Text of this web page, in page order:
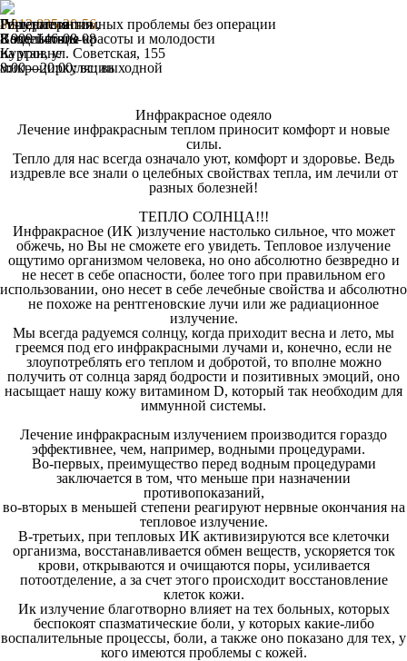
Гирудотерапия
Воздействие
на уровне
микроциркуляции
IV-терапия
Капельницы красоты и молодости
Решение интимных проблемы без операции
8 912 835-20-56,
8 909 146-08-08
Курган, ул. Советская, 155
8:00—20:00; вс: выходной
Инфракрасное одеяло
Лечение инфракрасным теплом приносит комфорт и новые
силы.
Тепло для нас всегда означало уют, комфорт и здоровье. Ведь
издревле все знали о целебных свойствах тепла, им лечили от
разных болезней!
ТЕПЛО СОЛНЦА!!!
Инфракрасное (ИК )излучение настолько сильное, что может
обжечь, но Вы не сможете его увидеть. Тепловое излучение
ощутимо организмом человека, но оно абсолютно безвредно и
не несет в себе опасности, более того при правильном его
использовании, оно несет в себе лечебные свойства и абсолютно
не похоже на рентгеновские лучи или же радиационное
излучение.
Мы всегда радуемся солнцу, когда приходит весна и лето, мы
греемся под его инфракрасными лучами и, конечно, если не
злоупотреблять его теплом и добротой, то вполне можно
получить от солнца заряд бодрости и позитивных эмоций, оно
насыщает нашу кожу витамином D, который так необходим для
иммунной системы.
Лечение инфракрасным излучением производится гораздо
эффективнее, чем, например, водными процедурами.
Во-первых, преимущество перед водным процедурами
заключается в том, что меньше при назначении
противопоказаний,
во-вторых в меньшей степени реагируют нервные окончания на
тепловое излучение.
В-третьих, при тепловых ИК активизируются все клеточки
организма, восстанавливается обмен веществ, ускоряется ток
крови, открываются и очищаются поры, усиливается
потоотделение, а за счет этого происходит восстановление
клеток кожи.
Ик излучение благотворно влияет на тех больных, которых
беспокоят спазматические боли, у которых какие-либо
воспалительные процессы, боли, а также оно показано для тех, у
кого имеются проблемы с кожей.